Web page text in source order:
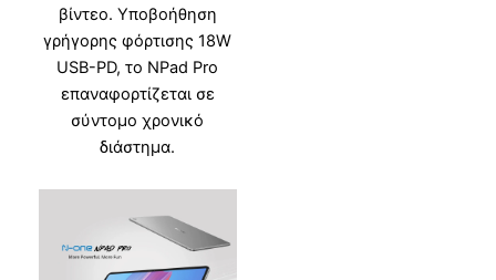
βίντεο. Υποβοήθηση
γρήγορης φόρτισης 18W
USB-PD, το NPad Pro
επαναφορτίζεται σε
σύντομο χρονικό
διάστημα.